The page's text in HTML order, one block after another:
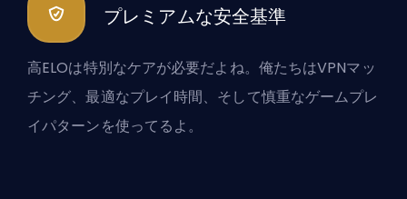
プレミアムな安全基準
高ELOは特別なケアが必要だよね。俺たちはVPNマッ
チング、最適なプレイ時間、そして慎重なゲームプレ
イパターンを使ってるよ。